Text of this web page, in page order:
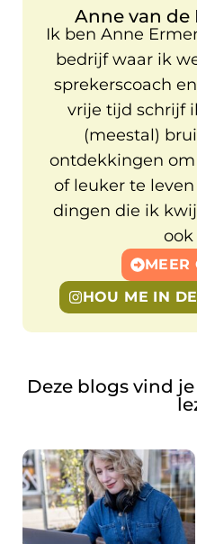
Anne van de
Ik ben Anne
bedrijf waar ik
sprekerscoach
vrije tijd schrijf
(meestal)
ontdekkingen
of leuker te
dingen die ik
MEER
HOU ME IN
Deze blogs vind